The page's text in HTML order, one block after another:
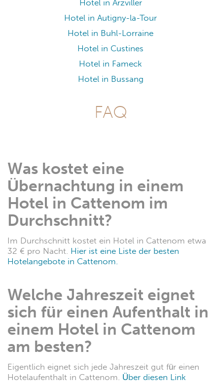
Hotel in Cornimont
Hotel in Fresse-sur-Moselle
Hotel in Cerville
Hotel in Baerenthal
Hotel in Courcelles-Chaussy
Hotel in Briey
Hotel in Coussey
Hotel in Autigny-la-Tour
Hotel in Buhl-Lorraine
Hotel in Custines
Hotel in Fameck
Hotel in Bussang
FAQ
Was kostet eine
Übernachtung in einem
Hotel in Cattenom im
Durchschnitt?